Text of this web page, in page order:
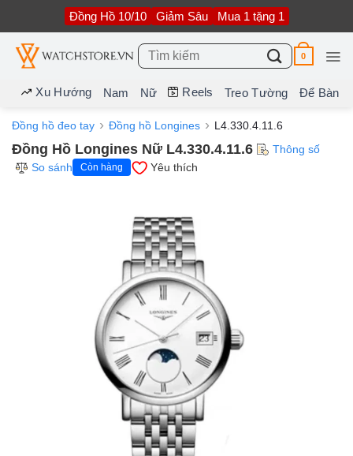
nội
dung
Đồng Hồ 10/10 Giảm Sâu Mua 1 tặng 1
Tìm
kiếm:
0
Xu Hướng Nam Nữ Reels Treo Tường Để Bàn
Đồng hồ đeo tay Đồng hồ Longines L4.330.4.11.6
Đồng Hồ Longines Nữ L4.330.4.11.6
Thông số
So sánh
Còn hàng Yêu thích